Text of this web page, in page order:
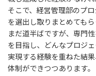
そこで、経営管理部のプ
を選出し取りまとめてもら
まだ道半ばですが、専門
を目指し、どんなプロジ
実現する経験を重ねた結
体制ができつつあります。